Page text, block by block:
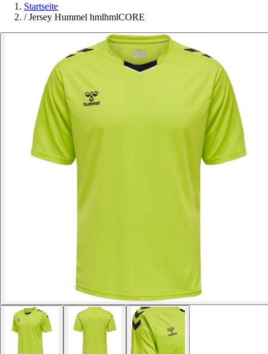
Startseite
/ Jersey Hummel hmlhmlCORE